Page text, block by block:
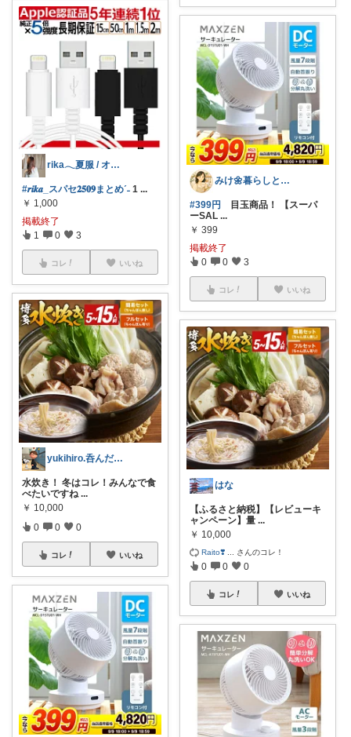
rika𓂃夏服 / オリ写𓍼
#𝒓𝒊𝒌𝒂_スパセ𝟐𝟓𝟎𝟗まとめˊ˗ 1 ...
￥ 1,000
掲載終了
1 0 3
コレ いいね
yukihiro.呑んだくれのお勧め部屋
水炊き！ 冬はコレ！みんなで食
べたいですね ...
￥ 10,000
0 0 0
コレ いいね
みけ🌼暮らしとキッチン
#399円
目玉商品！ 【スーパ
ーSAL ...
￥ 399
掲載終了
0 0 3
コレ いいね
はな
【ふるさと納税】【レビューキ
ャンペーン】量 ...
￥ 10,000
Raito❣️ さんのコレ！
0 0 0
コレ いいね